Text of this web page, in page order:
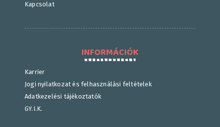
Kapcsolat
INFORMÁCIÓK
Karrier
Jogi nyilatkozat és felhasználási feltételek
Adatkezelési tájékoztatók
GY.I.K.